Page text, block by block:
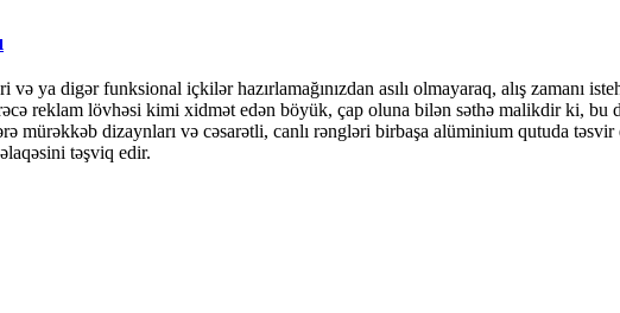
ya digər funksional içkilər hazırlamağınızdan asılı olmayaraq, alış zamanı
reklam lövhəsi kimi xidmət edən böyük, çap oluna bilən səthə malikdir ki, bu
mürəkkəb dizaynları və cəsarətli, canlı rəngləri birbaşa alüminium qutuda
təşviq edir.